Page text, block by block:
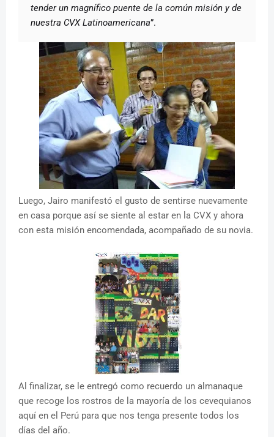
tender un magnífico puente de la común misión y de
nuestra CVX Latinoamericana”.
Luego, Jairo manifestó el gusto de sentirse nuevamente
en casa porque así se siente al estar en la CVX y ahora
con esta misión encomendada, acompañado de su novia.
Al finalizar, se le entregó como recuerdo un almanaque
que recoge los rostros de la mayoría de los cevequianos
aquí en el Perú para que nos tenga presente todos los
días del año.